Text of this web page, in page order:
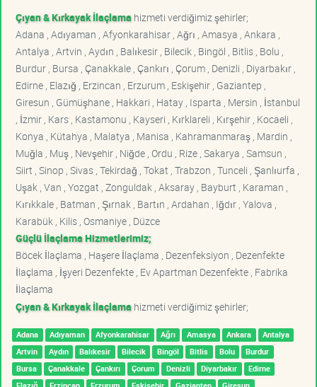
Çıyan & Kırkayak İlaçlama hizmeti verdiğimiz şehirler;
Adana , Adıyaman , Afyonkarahisar , Ağrı , Amasya , Ankara ,
Antalya , Artvin , Aydın , Balıkesir , Bilecik , Bingöl , Bitlis , Bolu ,
Burdur , Bursa , Çanakkale , Çankırı , Çorum , Denizli , Diyarbakır ,
Edirne , Elazığ , Erzincan , Erzurum , Eskişehir , Gaziantep ,
Giresun , Gümüşhane , Hakkari , Hatay , Isparta , Mersin , İstanbul
, İzmir , Kars , Kastamonu , Kayseri , Kırklareli , Kırşehir , Kocaeli ,
Konya , Kütahya , Malatya , Manisa , Kahramanmaraş , Mardin ,
Muğla , Muş , Nevşehir , Niğde , Ordu , Rize , Sakarya , Samsun ,
Siirt , Sinop , Sivas , Tekirdağ , Tokat , Trabzon , Tunceli , Şanlıurfa ,
Uşak , Van , Yozgat , Zonguldak , Aksaray , Bayburt , Karaman ,
Kırıkkale , Batman , Şırnak , Bartın , Ardahan , Iğdır , Yalova ,
Karabük , Kilis , Osmaniye , Düzce
Güçlü İlaçlama Hizmetlerimiz;
Böcek İlaçlama , Haşere İlaçlama , Dezenfeksiyon , Dezenfekte
İlaçlama , İşyeri Dezenfekte , Ev Apartman Dezenfekte , Fabrika
İlaçlama
Çıyan & Kırkayak İlaçlama hizmeti verdiğimiz şehirler;
Adana Adıyaman Afyonkarahisar Ağrı Amasya Ankara
Antalya
Artvin
Aydın Balıkesir Bilecik Bingöl Bitlis Bolu
Burdur
Bursa
Çanakkale Çankırı Çorum Denizli Diyarbakır
Edirne